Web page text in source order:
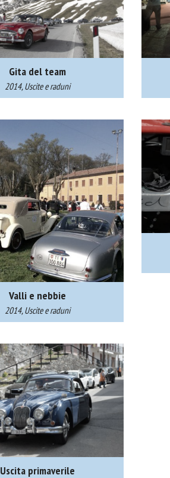
Gita del team
2014, Uscite e raduni
Valli e nebbie
2014, Uscite e raduni
Uscita primaverile